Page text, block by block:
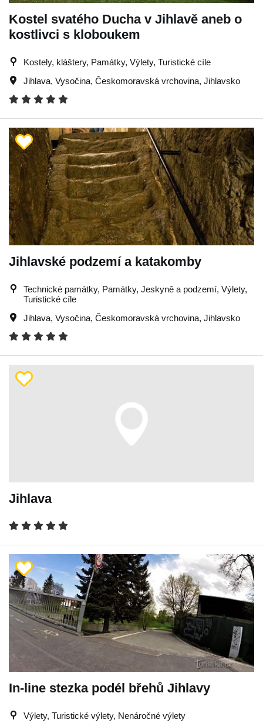
Kostel svatého Ducha v Jihlavě aneb o
kostlivci s kloboukem
Kostely, kláštery, Památky, Výlety, Turistické cíle
Jihlava, Vysočina, Českomoravská vrchovina, Jihlavsko
Jihlavské podzemí a katakomby
Technické památky, Památky, Jeskyně a podzemí, Výlety,
Turistické cíle
Jihlava, Vysočina, Českomoravská vrchovina, Jihlavsko
Jihlava
In-line stezka podél břehů Jihlavy
Výlety, Turistické výlety, Nenáročné výlety